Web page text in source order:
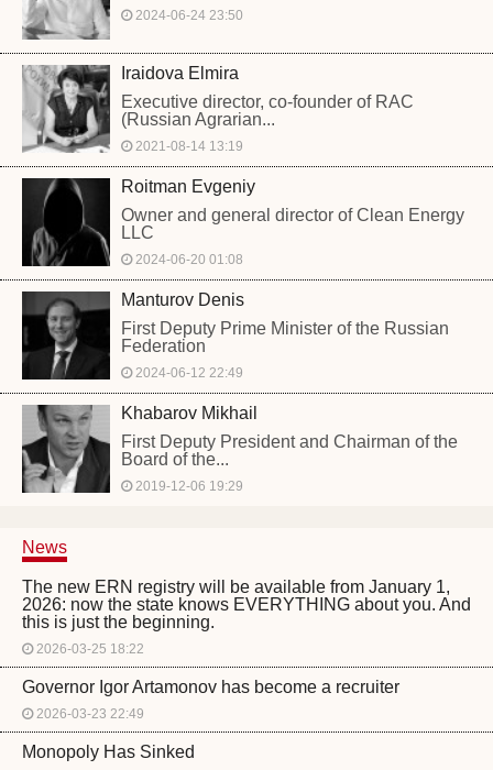
2024-06-24 23:50
Iraidova Elmira
Executive director, co-founder of RAC
(Russian Agrarian...
2021-08-14 13:19
Roitman Evgeniy
Owner and general director of Clean Energy
LLC
2024-06-20 01:08
Manturov Denis
First Deputy Prime Minister of the Russian
Federation
2024-06-12 22:49
Khabarov Mikhail
First Deputy President and Chairman of the
Board of the...
2019-12-06 19:29
News
The new ERN registry will be available from January 1,
2026: now the state knows EVERYTHING about you. And
this is just the beginning.
2026-03-25 18:22
Governor Igor Artamonov has become a recruiter
2026-03-23 22:49
Monopoly Has Sinked